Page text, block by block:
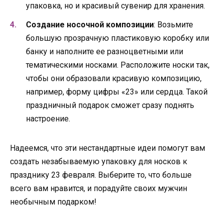
упаковка, но и красивый сувенир для хранения.
Создание носочной композиции: Возьмите
большую прозрачную пластиковую коробку или
банку и наполните ее разноцветными или
тематическими носками. Расположите носки так,
чтобы они образовали красивую композицию,
например, форму цифры «23» или сердца. Такой
праздничный подарок сможет сразу поднять
настроение.
Надеемся, что эти нестандартные идеи помогут вам
создать незабываемую упаковку для носков к
празднику 23 февраля. Выберите то, что больше
всего вам нравится, и порадуйте своих мужчин
необычным подарком!